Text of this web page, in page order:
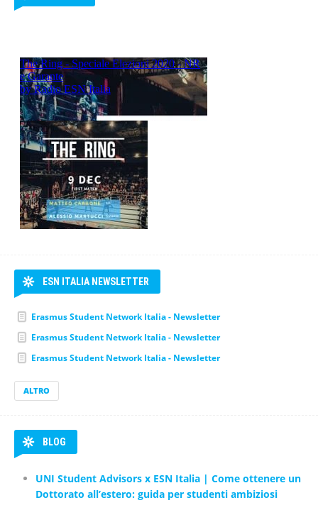
ESN ITALIA NEWSLETTER
Erasmus Student Network Italia - Newsletter
Erasmus Student Network Italia - Newsletter
ALTRO
BLOG